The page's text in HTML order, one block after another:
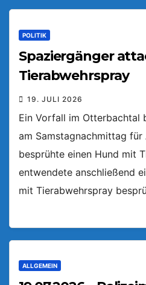
POLITIK
Spaziergänger
Tierabwehrspray
19. JULI 2026
Ein Vorfall im Otterbachtal
am Samstagnachmittag für
besprühte einen Hund mit
entwendete anschließend
mit Tierabwehrspray
ALLGEMEIN